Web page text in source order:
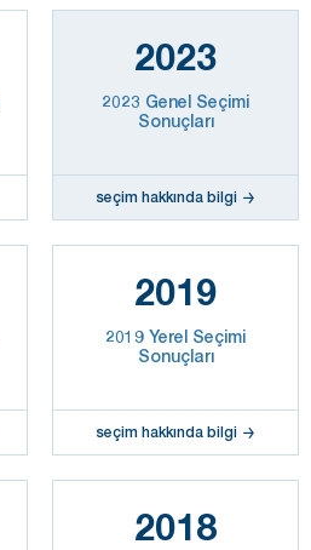
2023
2023 Genel Seçimi
Sonuçları
seçim hakkında bilgi
2019
2019 Yerel Seçimi
Sonuçları
seçim hakkında bilgi
2018